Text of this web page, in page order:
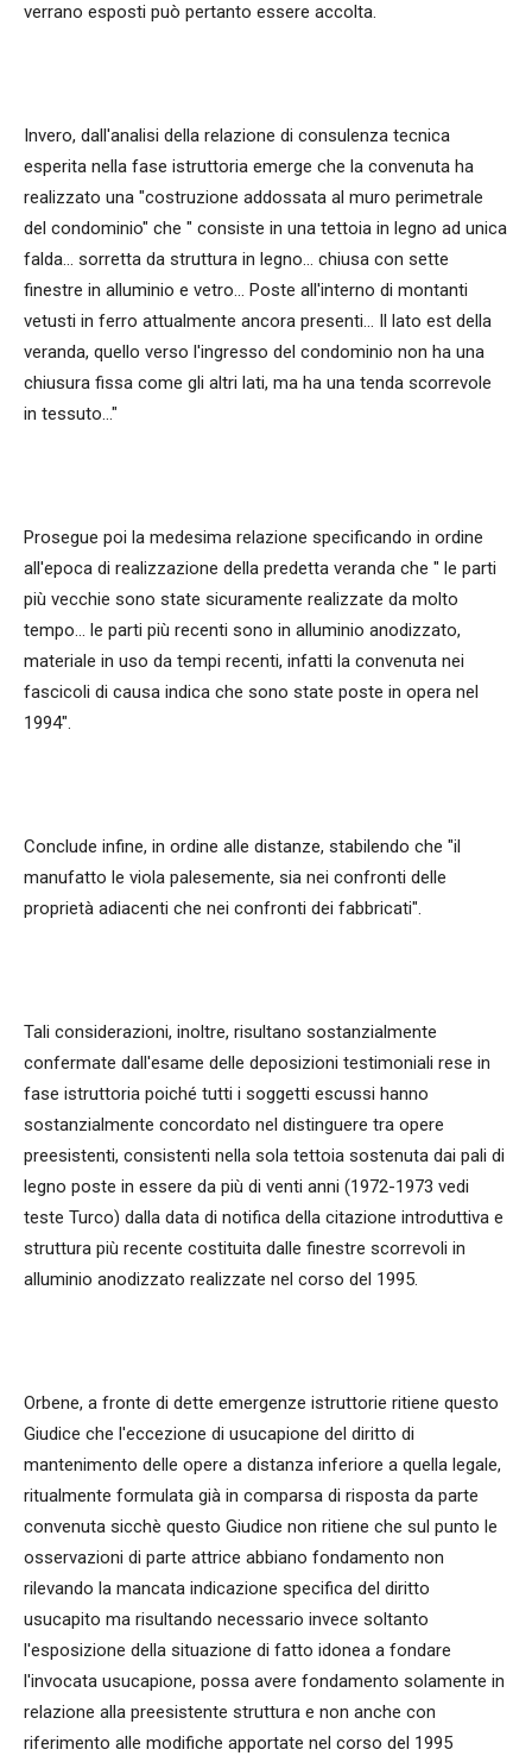
verrano esposti può pertanto essere accolta.
Invero, dall'analisi della relazione di consulenza tecnica
esperita nella fase istruttoria emerge che la convenuta ha
realizzato una "costruzione addossata al muro perimetrale
del condominio" che " consiste in una tettoia in legno ad unica
falda... sorretta da struttura in legno... chiusa con sette
finestre in alluminio e vetro... Poste all'interno di montanti
vetusti in ferro attualmente ancora presenti... Il lato est della
veranda, quello verso l'ingresso del condominio non ha una
chiusura fissa come gli altri lati, ma ha una tenda scorrevole
in tessuto..."
Prosegue poi la medesima relazione specificando in ordine
all'epoca di realizzazione della predetta veranda che " le parti
più vecchie sono state sicuramente realizzate da molto
tempo... le parti più recenti sono in alluminio anodizzato,
materiale in uso da tempi recenti, infatti la convenuta nei
fascicoli di causa indica che sono state poste in opera nel
1994".
Conclude infine, in ordine alle distanze, stabilendo che "il
manufatto le viola palesemente, sia nei confronti delle
proprietà adiacenti che nei confronti dei fabbricati".
Tali considerazioni, inoltre, risultano sostanzialmente
confermate dall'esame delle deposizioni testimoniali rese in
fase istruttoria poiché tutti i soggetti escussi hanno
sostanzialmente concordato nel distinguere tra opere
preesistenti, consistenti nella sola tettoia sostenuta dai pali di
legno poste in essere da più di venti anni (1972-1973 vedi
teste Turco) dalla data di notifica della citazione introduttiva e
struttura più recente costituita dalle finestre scorrevoli in
alluminio anodizzato realizzate nel corso del 1995.
Orbene, a fronte di dette emergenze istruttorie ritiene questo
Giudice che l'eccezione di usucapione del diritto di
mantenimento delle opere a distanza inferiore a quella legale,
ritualmente formulata già in comparsa di risposta da parte
convenuta sicchè questo Giudice non ritiene che sul punto le
osservazioni di parte attrice abbiano fondamento non
rilevando la mancata indicazione specifica del diritto
usucapito ma risultando necessario invece soltanto
l'esposizione della situazione di fatto idonea a fondare
l'invocata usucapione, possa avere fondamento solamente in
relazione alla preesistente struttura e non anche con
riferimento alle modifiche apportate nel corso del 1995